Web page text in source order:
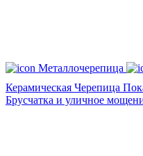
Металлочерепица
Керамическая Черепица
Брусчатка и уличное